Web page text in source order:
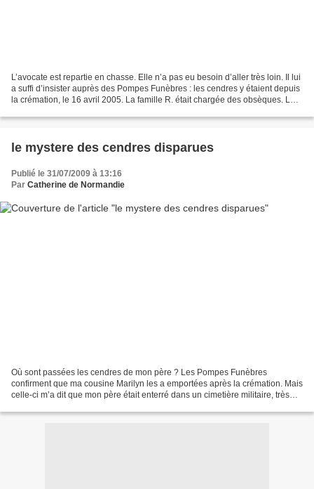
L’avocate est repartie en chasse. Elle n’a pas eu besoin d’aller très loin. Il lui
a suffi d’insister auprès des Pompes Funèbres : les cendres y étaient depuis
la crémation, le 16 avril 2005. La famille R. était chargée des obsèques. La
le mystere des cendres disparues
Publié le 31/07/2009 à 13:16
Par Catherine de Normandie
Où sont passées les cendres de mon père ? Les Pompes Funèbres
confirment que ma cousine Marilyn les a emportées après la crémation. Mais
celle-ci m’a dit que mon père était enterré dans un cimetière militaire, très